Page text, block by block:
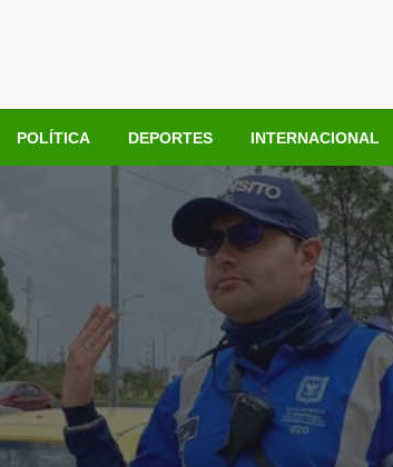
POLÍTICA DEPORTES INTERNACIONAL